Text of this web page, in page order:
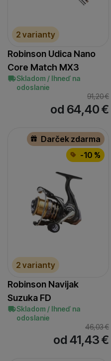
2 varianty
Robinson Udica Nano
Core Match MX3
Skladom / Ihneď na
odoslanie
91,20€
od 64,40€
Darček zdarma
-10 %
2 varianty
Robinson Navijak
Suzuka FD
Skladom / Ihneď na
odoslanie
46,03€
od 41,43€